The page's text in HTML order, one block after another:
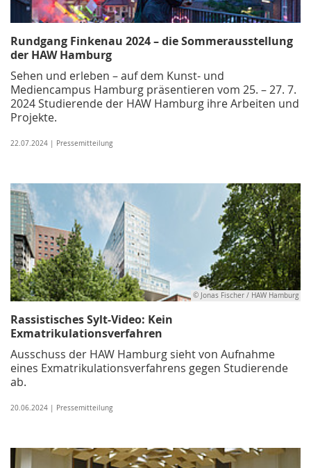
Rundgang Finkenau 2024 – die Sommerausstellung
der HAW Hamburg
Sehen und erleben – auf dem Kunst- und
Mediencampus Hamburg präsentieren vom 25. – 27. 7.
2024 Studierende der HAW Hamburg ihre Arbeiten und
Projekte.
22.07.2024 | Pressemitteilung
© Jonas Fischer / HAW Hamburg
Rassistisches Sylt-Video: Kein
Exmatrikulationsverfahren
Ausschuss der HAW Hamburg sieht von Aufnahme
eines Exmatrikulationsverfahrens gegen Studierende
ab.
20.06.2024 | Pressemitteilung